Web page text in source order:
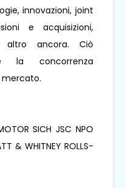
innovazioni, joint
e acquisizioni,
altro ancora. Ciò
la concorrenza
mercato.
SICH JSC NPO
& WHITNEY ROLLS-